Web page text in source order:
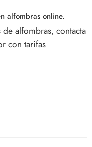
alfombras online.
alfombras, contacta
con tarifas